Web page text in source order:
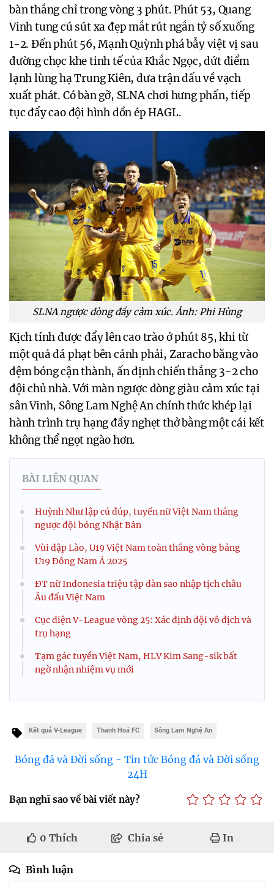
bàn thắng chỉ trong vòng 3 phút. Phút 53, Quang
Vinh tung cú sút xa đẹp mắt rút ngắn tỷ số xuống
1-2. Đến phút 56, Mạnh Quỳnh phá bẫy việt vị sau
đường chọc khe tinh tế của Khắc Ngọc, dứt điểm
lạnh lùng hạ Trung Kiên, đưa trận đấu về vạch
xuất phát. Có bàn gỡ, SLNA chơi hưng phấn, tiếp
tục đẩy cao đội hình dồn ép HAGL.
SLNA ngược dòng đầy cảm xúc. Ảnh: Phi Hùng
Kịch tính được đẩy lên cao trào ở phút 85, khi từ
một quả đá phạt bên cánh phải, Zaracho băng vào
đệm bóng cận thành, ấn định chiến thắng 3-2 cho
đội chủ nhà. Với màn ngược dòng giàu cảm xúc tại
sân Vinh, Sông Lam Nghệ An chính thức khép lại
hành trình trụ hạng đầy nghẹt thở bằng một cái kết
không thể ngọt ngào hơn.
BÀI LIÊN QUAN
Huỳnh Như lập cú đúp, tuyển nữ Việt Nam thắng
ngược đội bóng Nhật Bản
Vùi dập Lào, U19 Việt Nam toàn thắng vòng bảng
U19 Đông Nam Á 2025
ĐT nữ Indonesia triệu tập dàn sao nhập tịch châu
Âu đấu Việt Nam
Cục diện V-League vòng 25: Xác định đội vô địch và
trụ hạng
Tạm gác tuyển Việt Nam, HLV Kim Sang-sik bất
ngờ nhận nhiệm vụ mới
Kết quả V-League Thanh Hoá FC Sông Lam Nghệ An
Bóng đá và Đời sống - Tin tức Bóng đá và Đời sống
24H
Bạn nghĩ sao về bài viết này?
0 Thích Chia sẻ In
Bình luận